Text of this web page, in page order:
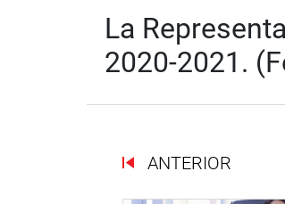
La
2020-2021.
ANTERIOR